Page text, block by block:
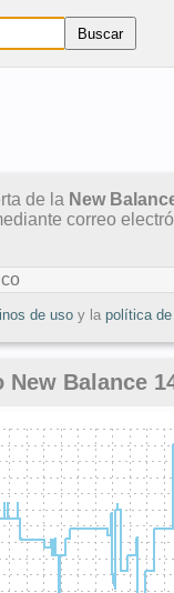
de la New
correo
de usoy la política
Balance